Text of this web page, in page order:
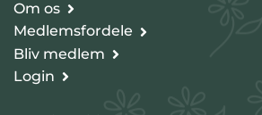
Om os
Medlemsfordele
Bliv medlem
Login